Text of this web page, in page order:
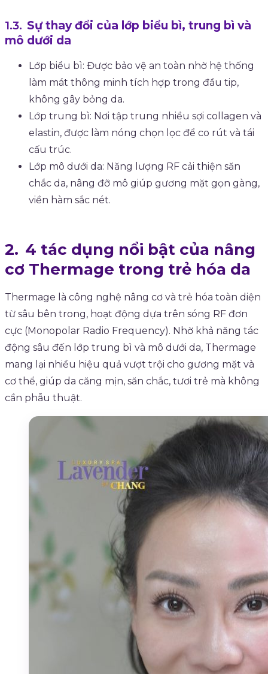
Sự thay đổi của lớp biểu bì, trung bì và
mô dưới da
Lớp biểu bì: Được bảo vệ an toàn nhờ hệ thống
làm mát thông minh tích hợp trong đầu tip,
không gây bỏng da.
Lớp trung bì: Nơi tập trung nhiều sợi collagen và
elastin, được làm nóng chọn lọc để co rút và tái
cấu trúc.
Lớp mô dưới da: Năng lượng RF cải thiện săn
chắc da, nâng đỡ mô giúp gương mặt gọn gàng,
viền hàm sắc nét.
4 tác dụng nổi bật của nâng
cơ Thermage trong trẻ hóa da
Thermage là công nghệ nâng cơ và trẻ hóa toàn diện
từ sâu bên trong, hoạt động dựa trên sóng RF đơn
cực (Monopolar Radio Frequency). Nhờ khả năng tác
động sâu đến lớp trung bì và mô dưới da, Thermage
mang lại nhiều hiệu quả vượt trội cho gương mặt và
cơ thể, giúp da căng mịn, săn chắc, tươi trẻ mà không
cần phẫu thuật.